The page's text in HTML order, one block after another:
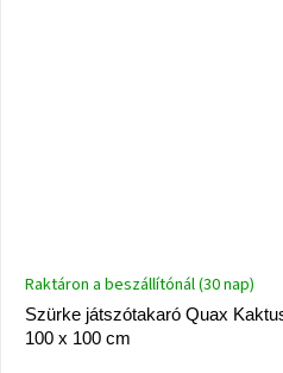
Szürke játszótakaró Quax
100 x 100 cm
Raktáron a beszállítónál (30 nap)